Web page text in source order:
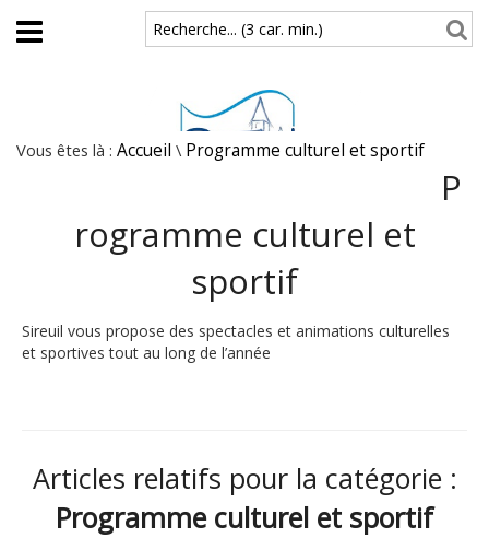
Aller au contenu principal
Recherche... (3 car. min.)
Vous êtes là : Accueil \ Programme culturel et sportif
P
rogramme culturel et
sportif
Sireuil vous propose des spectacles et animations culturelles
et sportives tout au long de l’année
Articles relatifs pour la catégorie :
Programme culturel et sportif